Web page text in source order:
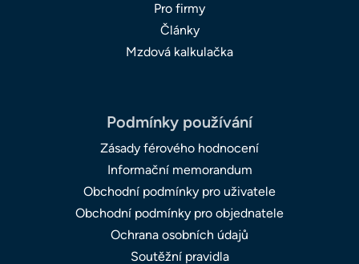
Pro firmy
Články
Mzdová kalkulačka
Podmínky používání
Zásady férového hodnocení
Informační memorandum
Obchodní podmínky pro uživatele
Obchodní podmínky pro objednatele
Ochrana osobních údajů
Soutěžní pravidla